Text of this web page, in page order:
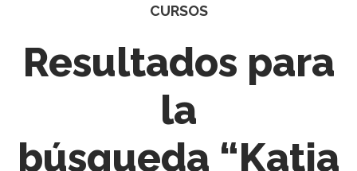
CURSOS
Resultados para
la
búsqueda “Katia